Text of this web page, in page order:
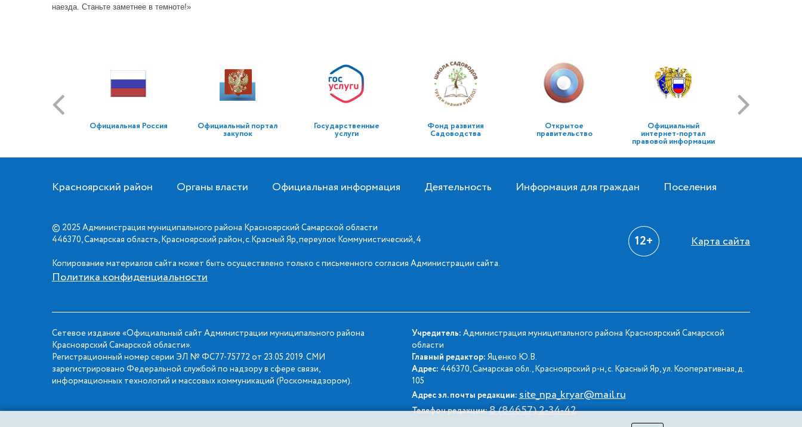
наезда. Станьте заметнее в темноте!»
Официальная Россия Официальный портал
закупок
Государственные
услуги
Фонд развития
Садоводства
Открытое
правительство
Официальный
интернет-портал
правовой информации
Красноярский район Органы власти Официальная информация Деятельность Информация для граждан Поселения
© 2025 Администрация муниципального района Красноярский Самарской области
446370, Самарская область, Красноярский район, с.Красный Яр, переулок Коммунистический, 4
Копирование материалов сайта может быть осуществлено только с письменного согласия Администрации сайта.
Политика конфиденциальности
12+ Карта сайта
Сетевое издание «Официальный сайт Администрации муниципального района
Красноярский Самарской области».
Регистрационный номер серии ЭЛ № ФС77-75772 от 23.05.2019. СМИ
зарегистрировано Федеральной службой по надзору в сфере связи,
информационных технологий и массовых коммуникаций (Роскомнадзором).
Учредитель: Администрация муниципального района Красноярский Самарской
области
Главный редактор: Яценко Ю.В.
Адрес: 446370, Самарская обл., Красноярский р-н, с. Красный Яр, ул. Кооперативная, д.
105
Адрес эл. почты редакции:site_npa_kryar@mail.ru
Телефон редакции:8 (84657) 2-34-42